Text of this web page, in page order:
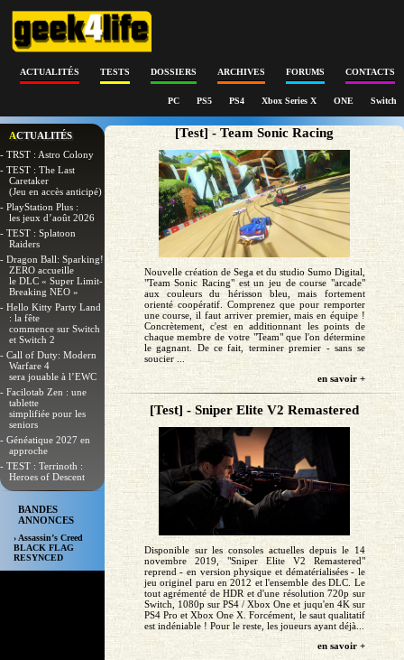
ACTUALITÉS TESTS DOSSIERS ARCHIVES FORUMS CONTACTS
PC PS5 PS4 Xbox Series X ONE Switch
ACTUALITÉS
- TRST : Astro Colony
- TEST : The Last
Caretaker
(Jeu en accès anticipé)
- PlayStation Plus :
les jeux d’août 2026
- TEST : Splatoon
Raiders
- Dragon Ball: Sparking!
ZERO accueille
le DLC « Super Limit-
Breaking NEO »
- Hello Kitty Party Land
: la fête
commence sur Switch
et Switch 2
- Call of Duty: Modern
Warfare 4
sera jouable à l’EWC
- Facilotab Zen : une
tablette
simplifiée pour les
seniors
- Généatique 2027 en
approche
- TEST : Terrinoth :
Heroes of Descent
BANDES
ANNONCES
› Assassin’s Creed
BLACK FLAG
RESYNCED
[Test] - Team Sonic Racing
Nouvelle création de Sega et du studio Sumo Digital,
"Team Sonic Racing" est un jeu de course "arcade"
aux couleurs du hérisson bleu, mais fortement
orienté coopératif. Comprenez que pour remporter
une course, il faut arriver premier, mais en équipe !
Concrètement, c'est en additionnant les points de
chaque membre de votre "Team" que l'on détermine
le gagnant. De ce fait, terminer premier - sans se
soucier ...
en savoir +
[Test] - Sniper Elite V2 Remastered
Disponible sur les consoles actuelles depuis le 14
novembre 2019, "Sniper Elite V2 Remastered"
reprend - en version physique et dématérialisées - le
jeu originel paru en 2012 et l'ensemble des DLC. Le
tout agrémenté de HDR et d'une résolution 720p sur
Switch, 1080p sur PS4 / Xbox One et juqu'en 4K sur
PS4 Pro et Xbox One X. Forcément, le saut qualitatif
est indéniable ! Pour le reste, les joueurs ayant déjà...
en savoir +